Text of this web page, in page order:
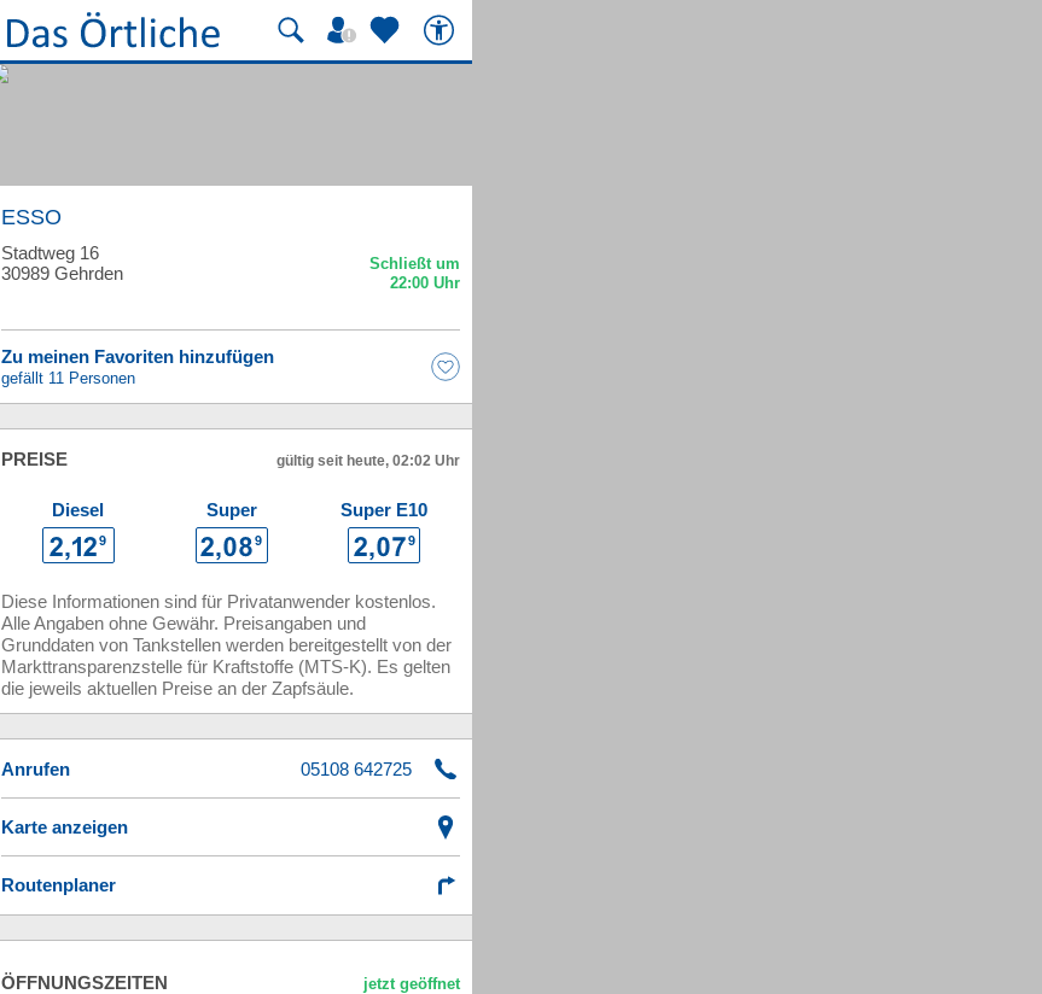
ESSO
Stadtweg 16
30989 Gehrden
Zu meinen Favoriten hinzufügen
gefällt 11 Personen
PREISE gültig seit heute, 02:02 Uhr
Diesel Super Super E10
Diese Informationen sind für Privatanwender kostenlos.
Alle Angaben ohne Gewähr. Preisangaben und
Grunddaten von Tankstellen werden bereitgestellt von der
Markttransparenzstelle für Kraftstoffe (MTS-K). Es gelten
die jeweils aktuellen Preise an der Zapfsäule.
Anrufen
Karte anzeigen
Routenplaner
ÖFFNUNGSZEITEN